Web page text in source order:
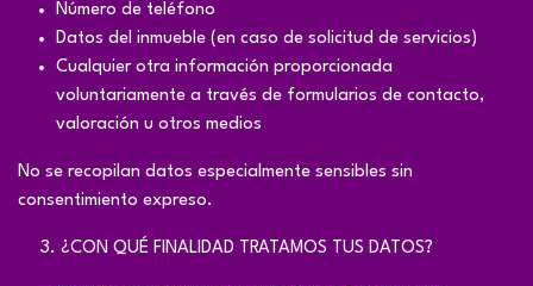
Número de teléfono
Datos del inmueble (en caso de solicitud de servicios)
Cualquier otra información proporcionada
voluntariamente a través de formularios de contacto,
valoración u otros medios
No se recopilan datos especialmente sensibles sin
consentimiento expreso.
​3. ¿CON QUÉ FINALIDAD TRATAMOS TUS DATOS?